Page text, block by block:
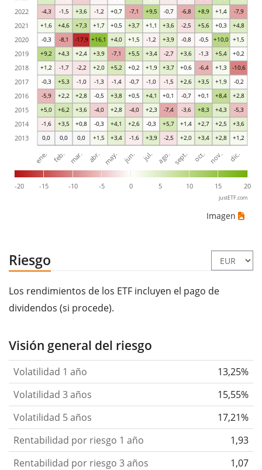
0,0 0,0 0,0 +1,5 +3,4 -1,6 +3,9 -2,5 +2,0 +3,4 +2,8 +1,2
-1,6 +3,5 +0,8 -0,3 +4,1 +2,6 -0,3 +5,7 +1,4 +2,7 +2,5 +3,6
+5,0 +6,2 +3,6 -4,0 +2,8 -4,0 +2,3 -7,4 -3,6 +8,3 +4,3 -5,3
-5,9 +2,2 +2,8 -0,5 +3,8 +0,5 +4,1 +0,1 -0,7 +0,1 +8,4 +2,8
-0,3 +5,3 -1,0 -1,3 -1,4 -0,7 -1,0 -1,5 +2,6 +3,5 +1,9 -0,2
+1,2 -1,7 -2,2 +2,0 +5,2 +0,2 +1,9 +3,7 +0,6 -6,4 +1,3 -10,6
+9,2 +4,3 +2,4 +3,9 -7,1 +5,5 +3,4 -2,7 +3,6 -1,3 +5,4 +0,2
-0,3 -8,1 -17,9 +16,1 +4,0 +1,5 -1,2 +3,9 -0,8 -0,5 +10,0 +1,5
+1,6 +4,6 +7,3 +1,7 +0,5 +3,7 +1,1 +3,6 -2,5 +5,6 +0,3 +4,8
-4,3 -1,5 +3,6 -1,2 +0,7 -7,1 +9,5 -0,7 -6,8 +8,9 +1,4 -7,9
-20 -15 -10 -5 0 5 10 15 20
ene. feb. mar. abr. may. jun. jul. ago. sept. oct. nov. dic.
2013
2014
2015
2016
2017
2018
2019
2020
2021
2022
justETF.com
Imagen
Riesgo
Los rendimientos de los ETF incluyen el pago de
dividendos (si procede).
Visión general del riesgo
Volatilidad 1 año
13,25%
Volatilidad 3 años
15,55%
Volatilidad 5 años
17,21%
Rentabilidad por riesgo 1 año
1,93
Rentabilidad por riesgo 3 años
1,07